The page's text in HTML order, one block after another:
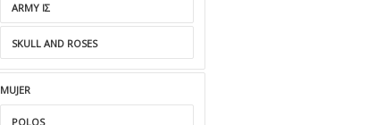
ARMY ΙΣ
SKULL AND ROSES
MUJER
POLOS